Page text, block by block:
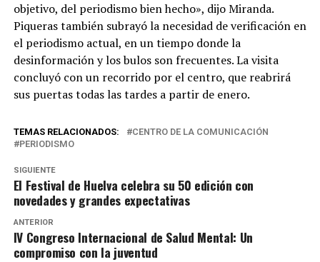
objetivo, del periodismo bien hecho», dijo Miranda.
Piqueras también subrayó la necesidad de verificación en
el periodismo actual, en un tiempo donde la
desinformación y los bulos son frecuentes. La visita
concluyó con un recorrido por el centro, que reabrirá
sus puertas todas las tardes a partir de enero.
TEMAS RELACIONADOS:
CENTRO DE LA COMUNICACIÓN
PERIODISMO
SIGUIENTE
El Festival de Huelva celebra su 50 edición con
novedades y grandes expectativas
ANTERIOR
IV Congreso Internacional de Salud Mental: Un
compromiso con la juventud